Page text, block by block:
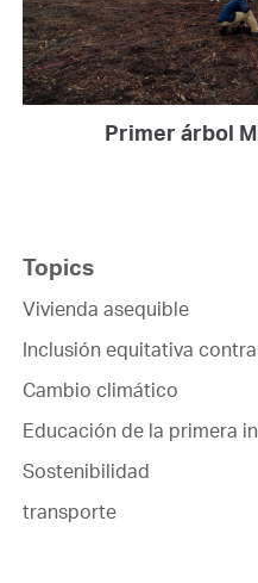
Primer árbol
Topics
Vivienda asequible
Inclusión equitativa
Cambio climático
Educación de la primera
Sostenibilidad
transporte